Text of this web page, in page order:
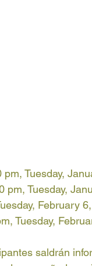
pm, Tuesday,
pm, Tuesday,
February
Tuesday,
saldrán